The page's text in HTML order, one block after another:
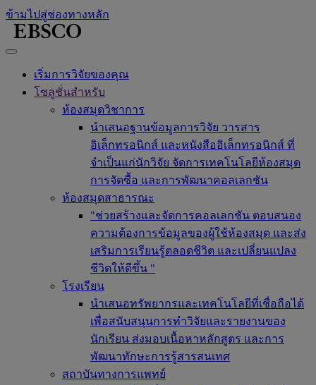
ข้ามไปสู่ช่องทางหลัก
เริ่มการวิจัยของคุณ
โซลูชั่นสำหรับ
ห้องสมุดวิชาการ
นำเสนอฐานข้อมูลการวิจัย วารสาร
อิเล็กทรอนิกส์ และหนังสืออิเล็กทรอนิกส์ ที่
จำเป็นแก่นักวิจัย จัดการเทคโนโลยีห้องสมุด
การจัดซื้อ และการพัฒนาคอลเลกชัน
ห้องสมุดสาธารณะ
"ช่วยสร้างและจัดการคอลเลกชัน ตอบสนอง
ความต้องการข้อมูลของผู้ใช้ห้องสมุด และส่ง
เสริมการเรียนรู้ตลอดชีวิต และเปลี่ยนแปลง
ชีวิตให้ดีขึ้น "
โรงเรียน
นำเสนอทรัพยากรและเทคโนโลยีที่เชื่อถือได้
เพื่อสนับสนุนการทำวิจัยและรายงานของ
นักเรียน ส่งมอบเนื้อหาหลักสูตร และการ
พัฒนาทักษะการรู้สารสนเทศ
สถาบันทางการแพทย์